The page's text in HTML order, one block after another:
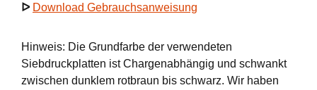
ᐅ Download Gebrauchsanweisung
Hinweis: Die Grundfarbe der verwendeten
Siebdruckplatten ist Chargenabhängig und schwankt
zwischen dunklem rotbraun bis schwarz. Wir haben